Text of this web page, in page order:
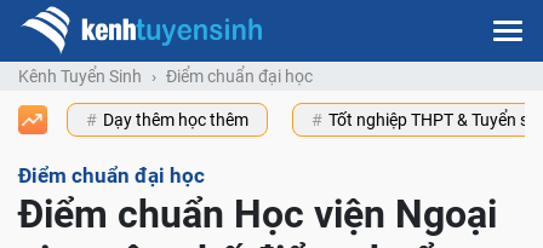
Kênh Tuyển Sinh Điểm chuẩn đại học
Dạy thêm học thêm Tốt nghiệp THPT & Tuyển
Điểm chuẩn đại học
Điểm chuẩn Học viện Ngoại